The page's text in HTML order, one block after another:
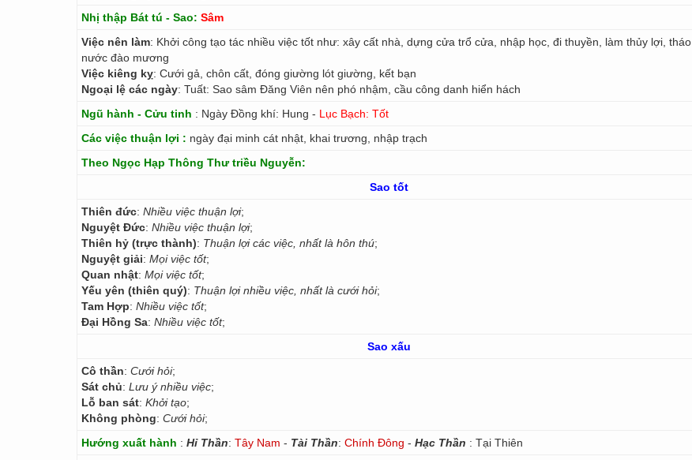
Nhị thập Bát tú - Sao: Sâm
Việc nên làm: Khởi công tạo tác nhiều việc tốt như: xây cất nhà, dựng cửa trổ cửa, nhập học, đi thuyền, làm thủy lợi, tháo
nước đào mương
Việc kiêng kỵ: Cưới gả, chôn cất, đóng giường lót giường, kết bạn
Ngoại lệ các ngày: Tuất: Sao sâm Đăng Viên nên phó nhậm, cầu công danh hiển hách
Ngũ hành - Cửu tinh : Ngày Đồng khí: Hung - Lục Bạch: Tốt
Các việc thuận lợi : ngày đại minh cát nhật, khai trương, nhập trạch
Theo Ngọc Hạp Thông Thư triều Nguyễn:
Sao tốt
Thiên đức: Nhiều việc thuận lợi;
Nguyệt Đức: Nhiều việc thuận lợi;
Thiên hỷ (trực thành): Thuận lợi các việc, nhất là hôn thú;
Nguyệt giải: Mọi việc tốt;
Quan nhật: Mọi việc tốt;
Yếu yên (thiên quý): Thuận lợi nhiều việc, nhất là cưới hỏi;
Tam Hợp: Nhiều việc tốt;
Đại Hồng Sa: Nhiều việc tốt;
Sao xấu
Cô thần: Cưới hỏi;
Sát chủ: Lưu ý nhiều việc;
Lỗ ban sát: Khởi tạo;
Không phòng: Cưới hỏi;
Hướng xuất hành : Hỉ Thần: Tây Nam - Tài Thần: Chính Đông - Hạc Thần : Tại Thiên